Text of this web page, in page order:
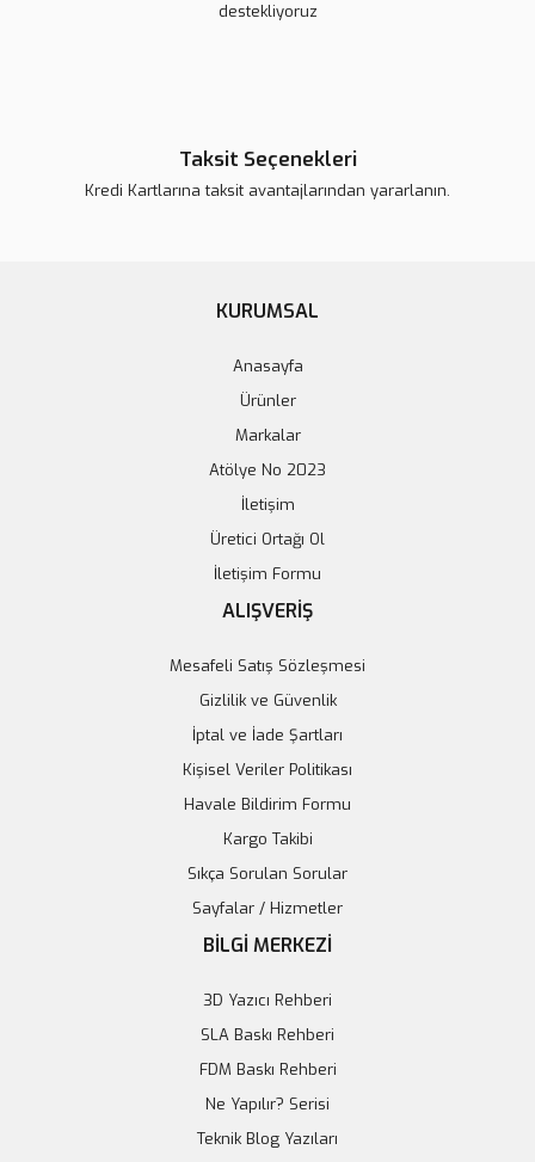
destekliyoruz
Taksit Seçenekleri
Kredi Kartlarına taksit avantajlarından yararlanın.
KURUMSAL
Anasayfa
Ürünler
Markalar
Atölye No 2023
İletişim
Üretici Ortağı Ol
İletişim Formu
ALIŞVERİŞ
Mesafeli Satış Sözleşmesi
Gizlilik ve Güvenlik
İptal ve İade Şartları
Kişisel Veriler Politikası
Havale Bildirim Formu
Kargo Takibi
Sıkça Sorulan Sorular
Sayfalar / Hizmetler
BİLGİ MERKEZİ
3D Yazıcı Rehberi
SLA Baskı Rehberi
FDM Baskı Rehberi
Ne Yapılır? Serisi
Teknik Blog Yazıları